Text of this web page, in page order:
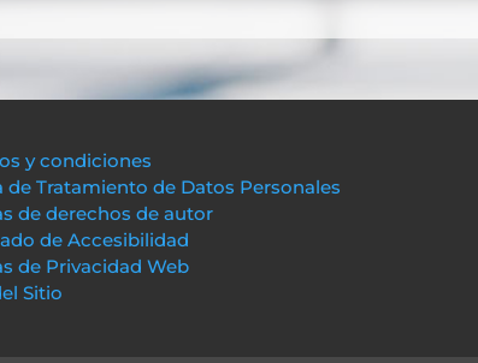
y condiciones
de Tratamiento de Datos Personales
de derechos de autor
de Accesibilidad
de Privacidad Web
Sitio